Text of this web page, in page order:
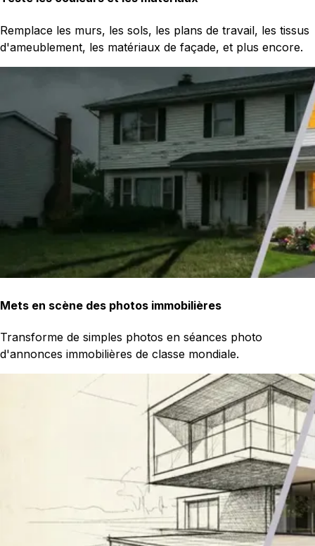
Remplace les murs, les sols, les plans de travail, les tissus
d'ameublement, les matériaux de façade, et plus encore.
Mets en scène des photos immobilières
Transforme de simples photos en séances photo
d'annonces immobilières de classe mondiale.